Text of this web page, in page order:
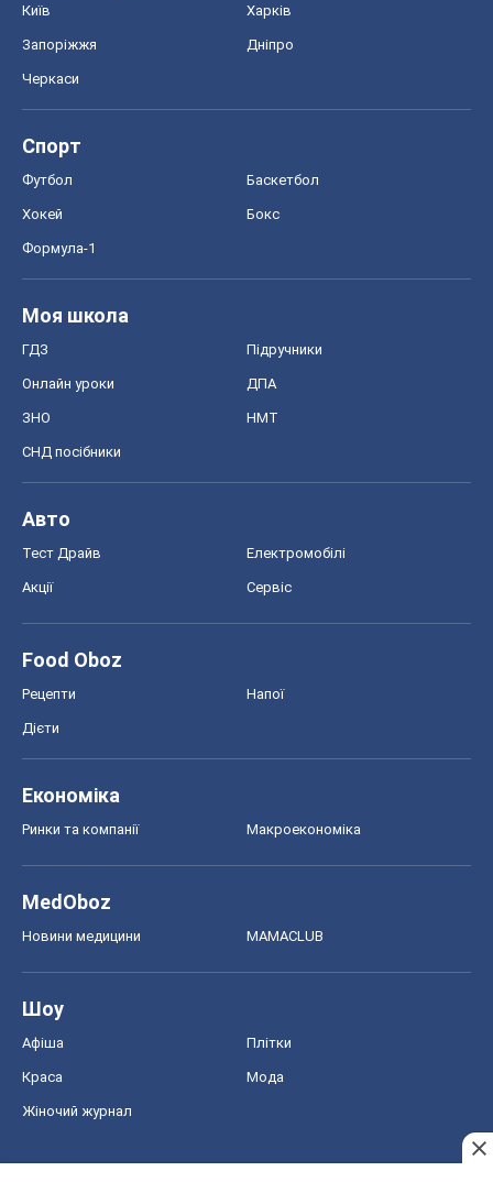
Київ Харків
Запоріжжя Дніпро
Черкаси
Спорт
Футбол Баскетбол
Хокей Бокс
Формула-1
Моя школа
ГДЗ Підручники
Онлайн уроки ДПА
ЗНО НМТ
СНД посібники
Авто
Тест Драйв Електромобілі
Акції Сервіс
Food Oboz
Рецепти Напої
Дієти
Економіка
Ринки та компанії Макроекономіка
MedOboz
Новини медицини MAMACLUB
Шоу
Афіша Плітки
Краса Мода
Жіночий журнал